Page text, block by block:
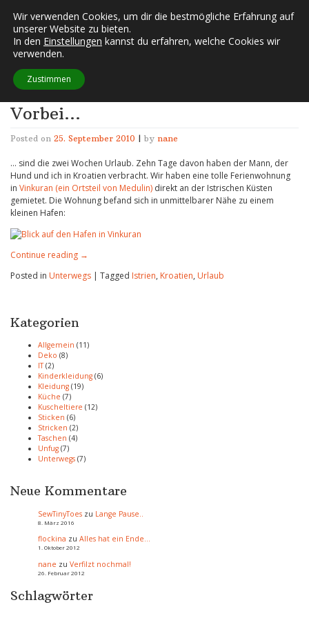
content
FUSSELECKE
Schlagwort:
Vorbei…
Posted on 25. September 2010 | by nane
… sind die zwei Wochen Urlaub. Zehn Tage davon haben der Mann, der
Hund und ich in Kroatien verbracht. Wir haben eine tolle Ferienwohnung
in Vinkuran (ein Ortsteil von Medulin) direkt an der Istrischen Küsten
gemietet. Die Wohnung befand sich in unmittelbarer Nähe zu einem
kleinen Hafen:
Continue reading →
Posted in Unterwegs | Tagged Istrien, Kroatien, Urlaub
Kategorien
Allgemein (11)
Deko (8)
IT(2)
Kinderkleidung (6)
Kleidung (19)
Küche (7)
Kuscheltiere (12)
Sticken (6)
Stricken (2)
Taschen (4)
Unfug (7)
Unterwegs (7)
Neue Kommentare
SewTinyToes zu Lange Pause..
8. März 2016
flockina zu Alles hat ein Ende…
1. Oktober 2012
nane zu Verfilzt nochmal!
26. Februar 2012
Schlagwörter
Wir verwenden Cookies, um dir die bestmögliche Erfahrung auf
unserer Website zu bieten.
In den Einstellungen kannst du erfahren, welche Cookies wir
verwenden.
Zustimmen